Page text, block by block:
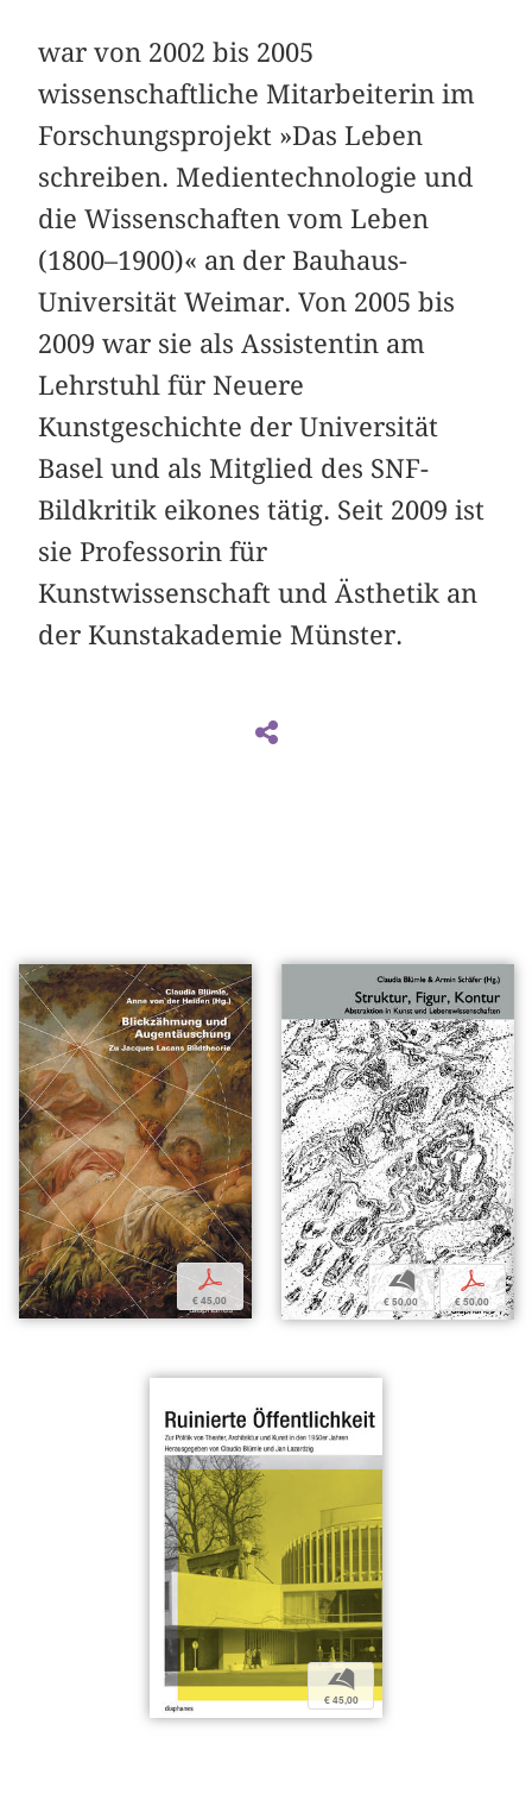
war von 2002 bis 2005
wissenschaftliche Mitarbeiterin im
Forschungsprojekt »Das Leben
schreiben. Medientechnologie und
die Wissenschaften vom Leben
(1800–1900)« an der Bauhaus-
Universität Weimar. Von 2005 bis
2009 war sie als Assistentin am
Lehrstuhl für Neuere
Kunstgeschichte der Universität
Basel und als Mitglied des SNF-
Bildkritik eikones tätig. Seit 2009 ist
sie Professorin für
Kunstwissenschaft und Ästhetik an
der Kunstakademie Münster.
p
€ 45,00
b
€ 50,00
p
€ 50,00
b
€ 45,00